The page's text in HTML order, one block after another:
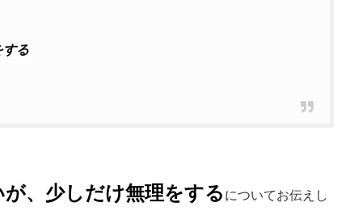
する
、少しだけ無理をする についてお伝えし